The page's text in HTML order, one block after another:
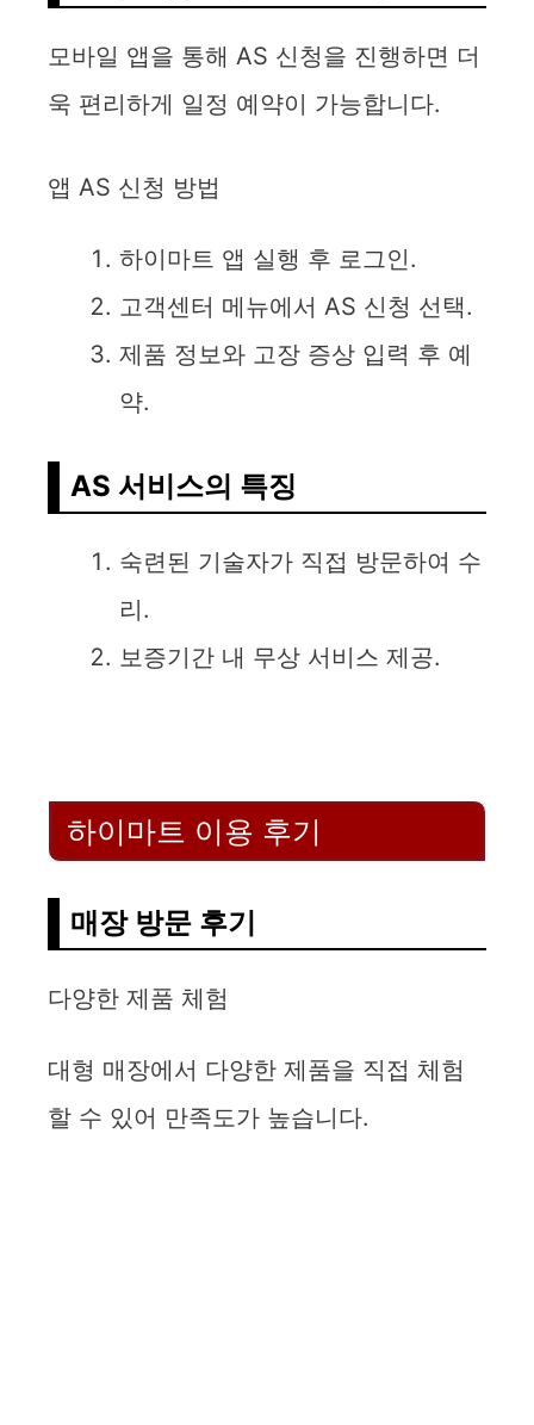
모바일 앱을 통해 AS 신청을 진행하면 더
욱 편리하게 일정 예약이 가능합니다.
앱 AS 신청 방법
하이마트 앱 실행 후 로그인.
고객센터 메뉴에서 AS 신청 선택.
제품 정보와 고장 증상 입력 후 예
약.
AS 서비스의 특징
숙련된 기술자가 직접 방문하여 수
리.
보증기간 내 무상 서비스 제공.
하이마트 이용 후기
매장 방문 후기
다양한 제품 체험
대형 매장에서 다양한 제품을 직접 체험
할 수 있어 만족도가 높습니다.